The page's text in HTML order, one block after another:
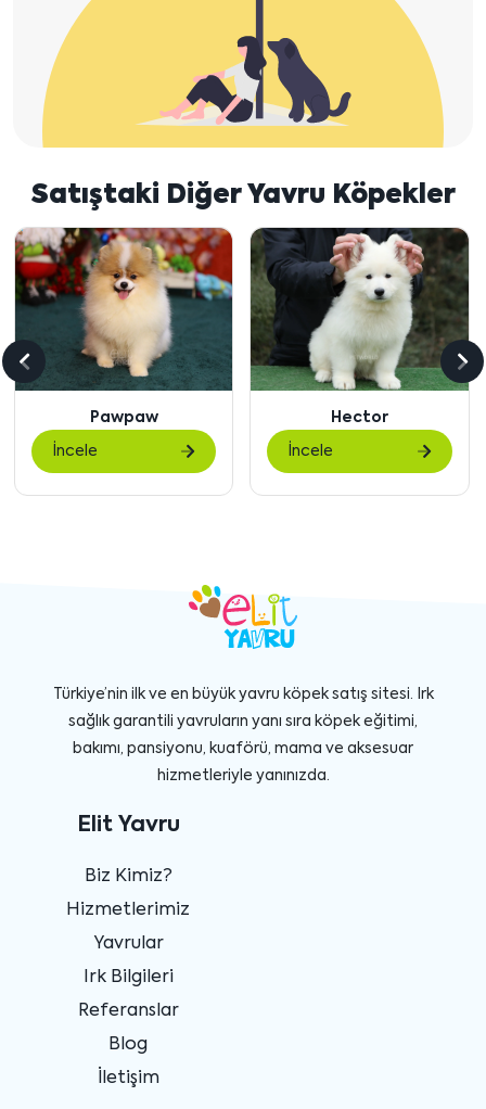
Satıştaki Diğer Yavru Köpekler
Hector
İncele
Chanel
İncele
Önceki
göster
Türkiye’nin ilk ve en büyük yavru köpek satış sitesi. Irk
sağlık garantili yavruların yanı sıra köpek eğitimi,
bakımı, pansiyonu, kuaförü, mama ve aksesuar
hizmetleriyle yanınızda.
Elit Yavru
Biz Kimiz?
Hizmetlerimiz
Yavrular
Irk Bilgileri
Referanslar
Blog
İletişim